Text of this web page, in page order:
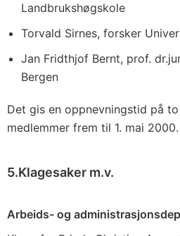
Landbrukshøgskole
Torvald Sirnes, forsker
Jan Fridthjof Bernt, prof.
Bergen
Det gis en oppnevningstid på
medlemmer frem til 1. mai 2000.
5.Klagesaker m.v.
Arbeids- og